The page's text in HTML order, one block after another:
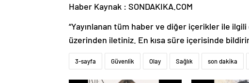
Haber Kaynak : SONDAKIKA.COM
“Yayınlanan tüm haber ve diğer içerikler ile
üzerinden iletiniz. En kısa süre içerisinde
3-sayfa Güvenlik Olay Sağlık son dakika